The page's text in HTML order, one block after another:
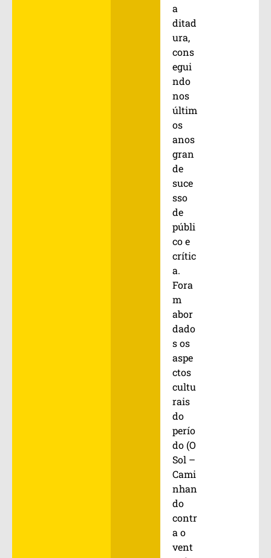
a
ditad
ura,
cons
egui
ndo
nos
últim
os
anos
gran
de
suce
sso
de
públi
co e
crític
a.
Fora
m
abor
dado
s os
aspe
ctos
cultu
rais
do
perío
do (O
Sol –
Cami
nhan
do
contr
a o
vent